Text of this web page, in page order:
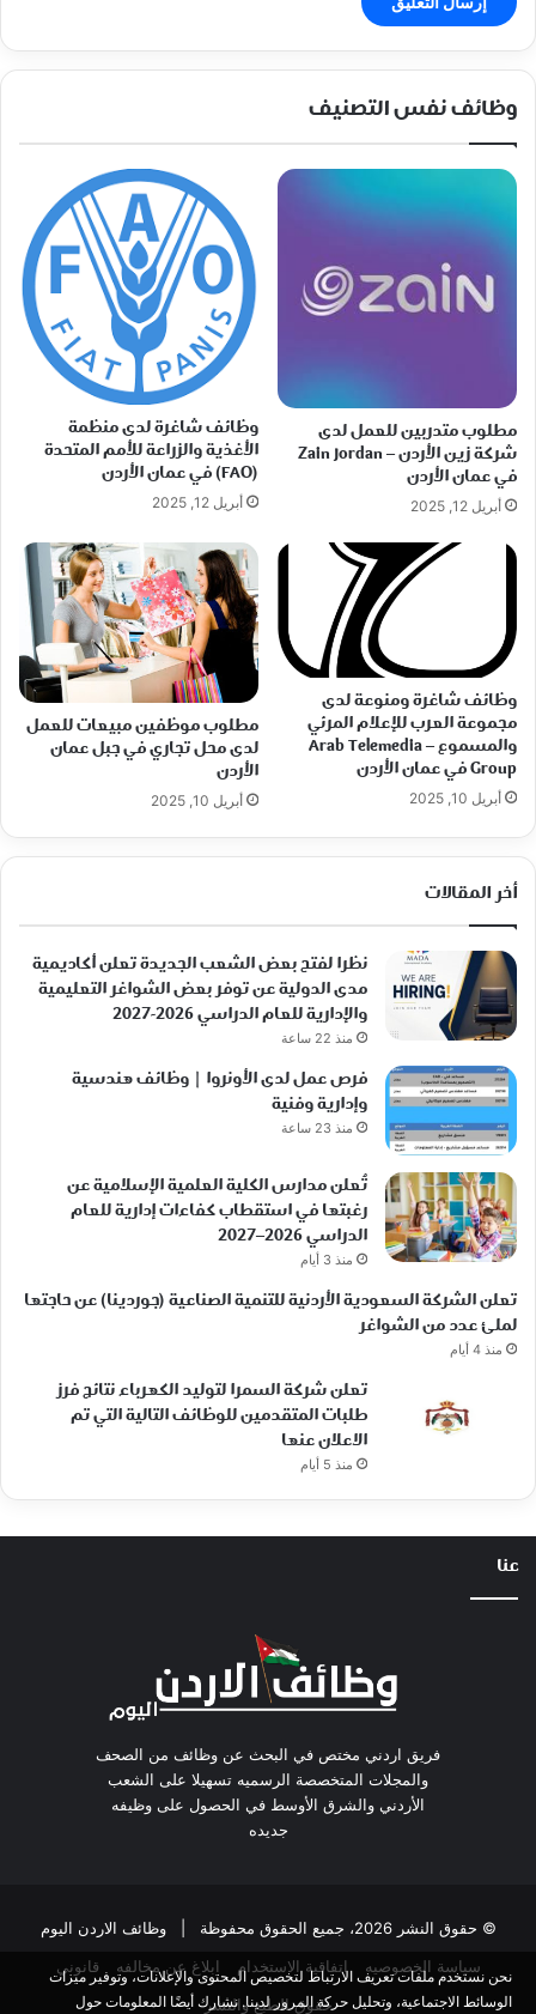
وظائف نفس التصنيف
مطلوب متدربين للعمل لدى
شركة زين الأردن – Zain Jordan
في عمان الأردن
أبريل 12, 2025
وظائف شاغرة لدى منظمة
الأغذية والزراعة للأمم المتحدة
(FAO) في عمان الأردن
أبريل 12, 2025
وظائف شاغرة ومنوعة لدى
مجموعة العرب للإعلام المرئي
والمسموع – Arab Telemedia
Group في عمان الأردن
أبريل 10, 2025
مطلوب موظفين مبيعات للعمل
لدى محل تجاري في جبل عمان
الأردن
أبريل 10, 2025
أخر المقالات
نظرا لفتح بعض الشعب الجديدة تعلن أكاديمية
مدى الدولية عن توفر بعض الشواغر التعليمية
والإدارية للعام الدراسي 2026-2027
منذ 22 ساعة
فرص عمل لدى الأونروا | وظائف هندسية
وإدارية وفنية
منذ 23 ساعة
تُعلن مدارس الكلية العلمية الإسلامية عن
رغبتها في استقطاب كفاءات إدارية للعام
الدراسي 2026–2027
منذ 3 أيام
تعلن الشركة السعودية الأردنية للتنمية الصناعية (جوردينا) عن حاجتها
لملئ عدد من الشواغر
منذ 4 أيام
تعلن شركة السمرا لتوليد الكهرباء نتائج فرز
طلبات المتقدمين للوظائف التالية التي تم
الاعلان عنها
منذ 5 أيام
عنا
فريق اردني مختص في البحث عن وظائف من الصحف
والمجلات المتخصصة الرسميه تسهيلا على الشعب
الأردني والشرق الأوسط في الحصول على وظيفه
جديده
© حقوق النشر 2026، جميع الحقوق محفوظة |
وظائف الاردن اليوم
سياسة الخصوصيه
اتفاقية الاستخدام ابلاغ عن مخالفه
قانوني
حقوق الطبع والنشر
نحن نستخدم ملفات تعريف الارتباط لتخصيص المحتوى والإعلانات، وتوفير ميزات
الوسائط الاجتماعية، وتحليل حركة المرور لدينا. نشارك أيضًا المعلومات حول